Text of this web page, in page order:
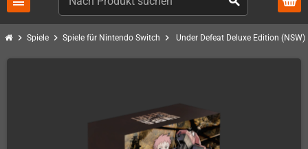
chevron_right Spiele chevron_right Spiele für Nintendo Switch chevron_right Under Defeat Deluxe Edition (NSW)